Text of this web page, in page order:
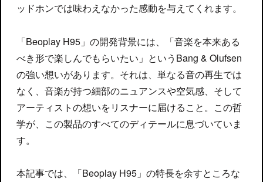
ッドホンでは味わえなかった感動を与えてくれます。
「Beoplay H95」の開発背景には、「音楽を本来ある
べき形で楽しんでもらいたい」というBang & Olufsen
の強い想いがあります。それは、単なる音の再生では
なく、音楽が持つ細部のニュアンスや空気感、そして
アーティストの想いをリスナーに届けること。この哲
学が、この製品のすべてのディテールに息づいていま
す。
本記事では、「Beoplay H95」の特長を余すところな